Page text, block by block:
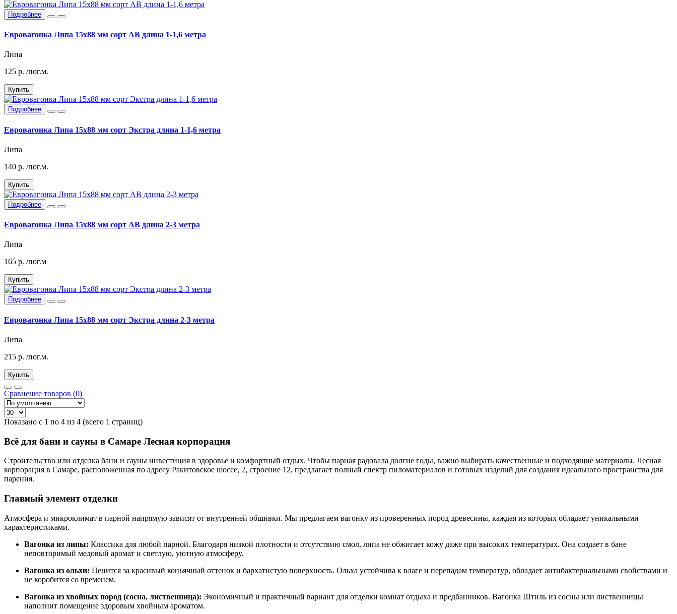
Подробнее
Евровагонка Липа 15х88 мм сорт АВ длина 1-1,6 метра
Липа
125 р. /пог.м.
Купить
Подробнее
Евровагонка Липа 15х88 мм сорт Экстра длина 1-1,6 метра
Липа
140 р. /пог.м.
Купить
Подробнее
Евровагонка Липа 15х88 мм сорт АВ длина 2-3 метра
Липа
165 р. /пог.м
Купить
Подробнее
Евровагонка Липа 15х88 мм сорт Экстра длина 2-3 метра
Липа
215 р. /пог.м.
Купить
Сравнение товаров (0)
Показано с 1 по 4 из 4 (всего 1 страниц)
Всё для бани и сауны в Самаре Лесная корпорация
Строительство или отделка бани и сауны инвестиция в здоровье и комфортный отдых. Чтобы парная радовала долгие годы, важно выбирать качественные и подходящие материалы. Лесная
корпорация в Самаре, расположенная по адресу Ракитовское шоссе, 2, строение 12, предлагает полный спектр пиломатериалов и готовых изделий для создания идеального пространства для
парения.
Главный элемент отделки
Атмосфера и микроклимат в парной напрямую зависят от внутренней обшивки. Мы предлагаем вагонку из проверенных пород древесины, каждая из которых обладает уникальными
характеристиками.
Вагонка из липы: Классика для любой парной. Благодаря низкой плотности и отсутствию смол, липа не обжигает кожу даже при высоких температурах. Она создает в бане
неповторимый медовый аромат и светлую, уютную атмосферу.
Вагонка из ольхи: Ценится за красивый коньячный оттенок и бархатистую поверхность. Ольха устойчива к влаге и перепадам температур, обладает антибактериальными свойствами и
не коробится со временем.
Вагонка из хвойных пород (сосна, лиственница): Экономичный и практичный вариант для отделки комнат отдыха и предбанников. Вагонка Штиль из сосны или лиственницы
наполнит помещение здоровым хвойным ароматом.